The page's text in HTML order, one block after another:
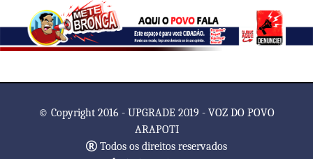
© Copyright 2016 - UPGRADE 2019 - VOZ DO POVO
ARAPOTI
Todos os direitos reservados